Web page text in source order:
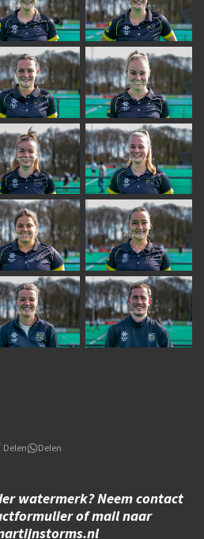
Delen Delen
watermerk? Neem contact
of mail naar